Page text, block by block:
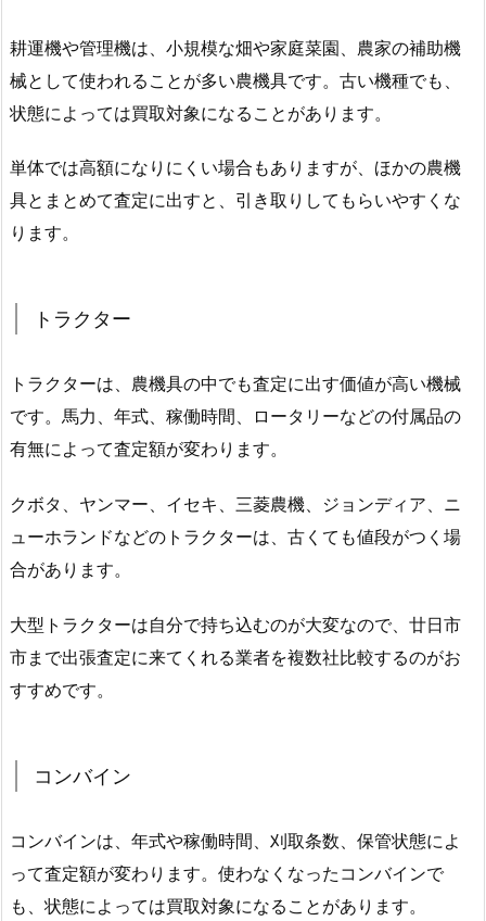
耕運機や管理機は、小規模な畑や家庭菜園、農家の補助機
械として使われることが多い農機具です。古い機種でも、
状態によっては買取対象になることがあります。
単体では高額になりにくい場合もありますが、ほかの農機
具とまとめて査定に出すと、引き取りしてもらいやすくな
ります。
トラクター
トラクターは、農機具の中でも査定に出す価値が高い機械
です。馬力、年式、稼働時間、ロータリーなどの付属品の
有無によって査定額が変わります。
クボタ、ヤンマー、イセキ、三菱農機、ジョンディア、ニ
ューホランドなどのトラクターは、古くても値段がつく場
合があります。
大型トラクターは自分で持ち込むのが大変なので、廿日市
市まで出張査定に来てくれる業者を複数社比較するのがお
すすめです。
コンバイン
コンバインは、年式や稼働時間、刈取条数、保管状態によ
って査定額が変わります。使わなくなったコンバインで
も、状態によっては買取対象になることがあります。